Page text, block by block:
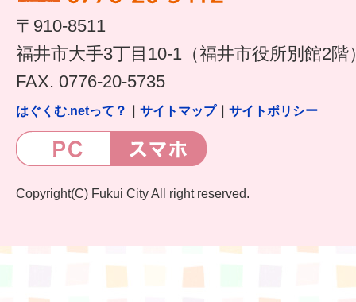
〒910-8511
福井市大手3丁目10-1（福井市役所別館2階
FAX. 0776-20-5735
はぐくむ.netって？ サイトマップ｜ サイトポリシー
Copyright(C) Fukui City All right reserved.